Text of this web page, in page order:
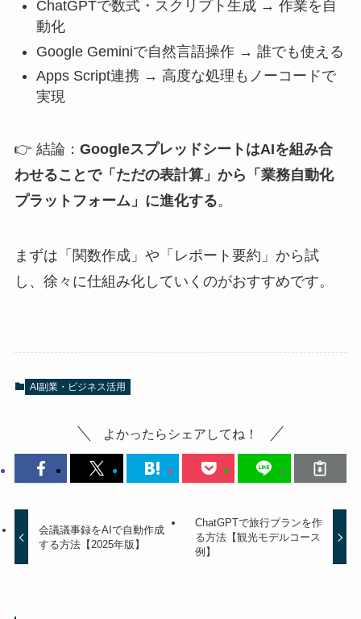
ChatGPTで数式・スクリプト生成 → 作業を自
動化
Google Geminiで自然言語操作 → 誰でも使える
Apps Script連携 → 高度な処理もノーコードで
実現
👉 結論： GoogleスプレッドシートはAIを組み合
わせることで「ただの表計算」から「業務自動化
プラットフォーム」に進化する。
まずは「関数作成」や「レポート要約」から試
し、徐々に仕組み化していくのがおすすめです。
AI副業・ビジネス活用
よかったらシェアしてね！
会議議事録をAIで自動作成
する方法【2025年版】
ChatGPTで旅行プランを作
る方法【観光モデルコース
例】